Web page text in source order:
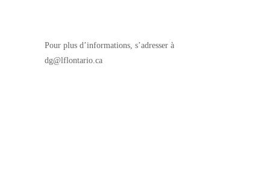
Pour plus d’informations, s’adresser à
dg@lflontario.ca